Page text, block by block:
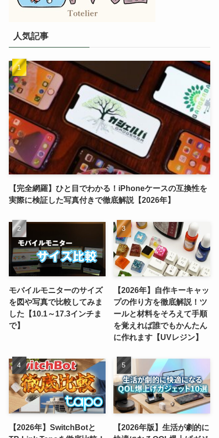
人気記事
【完全網羅】ひと目でわかる！iPhoneケースの互換性を
実際に検証した写真付きで徹底解説【2026年】
モバイルモニターのサイズ
を図や写真で比較してみま
した【10.1～17.3インチま
で】
【2026年】自作キーキャッ
プの作り方を徹底解説！ツ
ールと材料をそろえて手順
を覚えれば誰でもかんたん
に作れます【UVレジン】
【2026年】SwitchBotと
【2026年版】生活が劇的に